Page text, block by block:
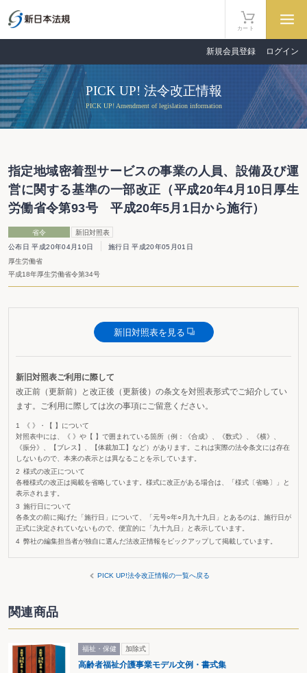
カート
新規会員登録 ログイン
PICK UP! 法令改正情報
PICK UP! Amendment of legislation information
指定地域密着型サービスの事業の人員、設備及び運
営に関する基準の一部改正（平成20年4月10日厚生
労働省令第93号 平成20年5月1日から施行）
省令
新旧対照表
公布日 平成20年04月10日
施行日 平成20年05月01日
厚生労働省
平成18年厚生労働省令第34号
新旧対照表を見る
新旧対照表ご利用に際して
改正前（更新前）と改正後（更新後）の条文を対照表形式でご紹介してい
ます。ご利用に際しては次の事項にご留意ください。
《 》・【 】について
対照表中には、《 》や【 】で囲まれている箇所（例：《合成》、《数式》、《横》、
《振分》、【ブレス】、【体裁加工】など）があります。これは実際の法令条文には存在
しないもので、本来の表示とは異なることを示しています。
様式の改正について
各種様式の改正は掲載を省略しています。様式に改正がある場合は、「様式〔省略〕」と
表示されます。
施行日について
各条文の前に掲げた「施行日」について、「元号○年○月九十九日」とあるのは、施行日が
正式に決定されていないもので、便宜的に「九十九日」と表示しています。
弊社の編集担当者が独自に選んだ法改正情報をピックアップして掲載しています。
PICK UP!法令改正情報の一覧へ戻る
関連商品
福祉・保健 加除式
高齢者福祉介護事業モデル文例・書式集